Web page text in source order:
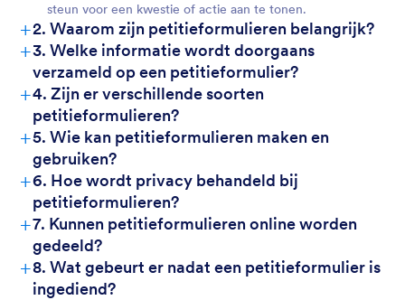
steun voor een kwestie of actie aan te tonen.
+2. Waarom zijn petitieformulieren belangrijk?
+3. Welke informatie wordt doorgaans
verzameld op een petitieformulier?
+4. Zijn er verschillende soorten
petitieformulieren?
+5. Wie kan petitieformulieren maken en
gebruiken?
+6. Hoe wordt privacy behandeld bij
petitieformulieren?
+7. Kunnen petitieformulieren online worden
gedeeld?
+8. Wat gebeurt er nadat een petitieformulier is
ingediend?